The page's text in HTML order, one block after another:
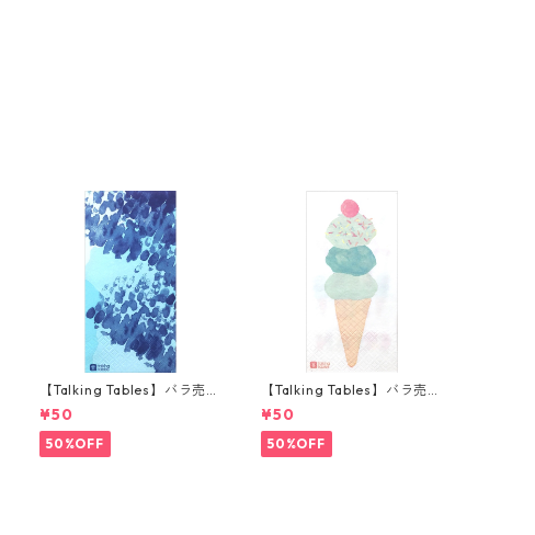
【Talking Tables】バラ売り
1枚 ランチサイズ ペーパーナ
プキン COASTAL ブルー
¥50
50%OFF
【Talking Tables】バラ売り
1枚 ランチサイズ ペーパーナ
プキン WE LOVE ICE CREA
M ホワイト
¥50
50%OFF